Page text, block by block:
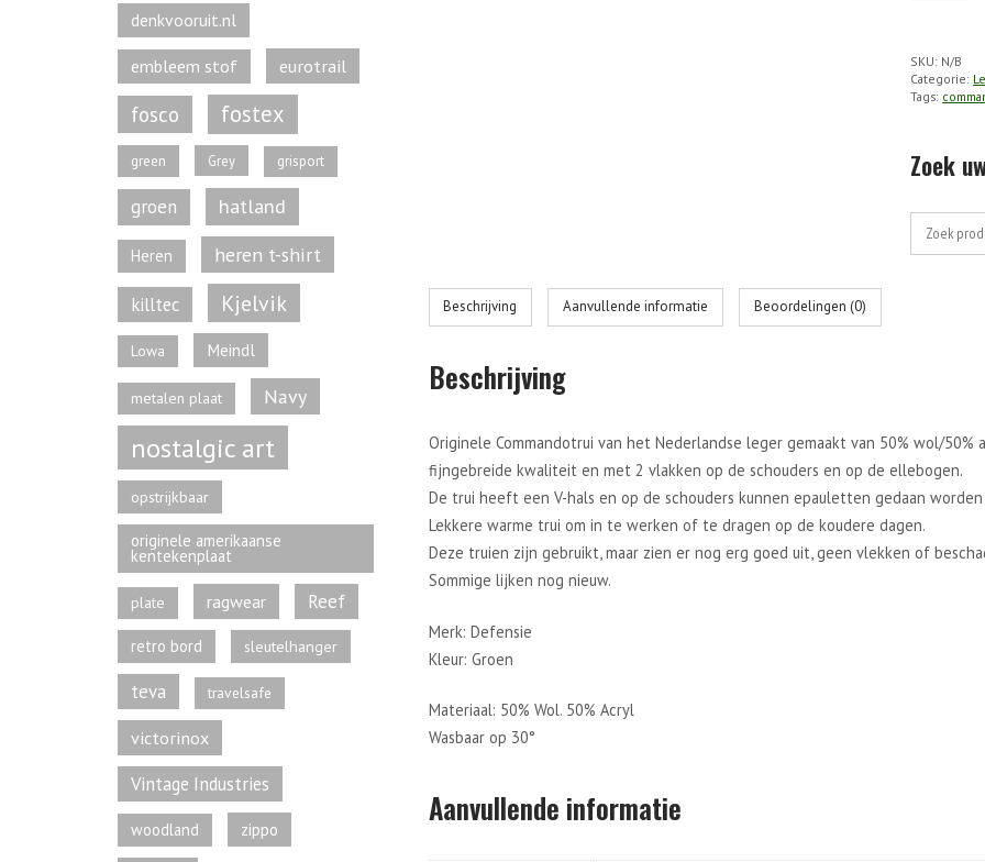
Hals
Gebruikt
SKU: N/B
Categorie:
Tags:
Zoek
Zoek
Beschrijving Aanvullende informatie Beoordelingen (0)
Beschrijving
Originele Commandotrui van het Nederlandse leger gemaakt van 50% wol/50%
fijngebreide kwaliteit en met 2 vlakken op de schouders en op de ellebogen.
De trui heeft een V-hals en op de schouders kunnen epauletten gedaan
Lekkere warme trui om in te werken of te dragen op de koudere dagen.
Deze truien zijn gebruikt, maar zien er nog erg goed uit, geen vlekken of
Sommige lijken nog nieuw.
Merk: Defensie
Kleur: Groen
Materiaal: 50% Wol. 50% Acryl
Wasbaar op 30°
Aanvullende informatie
denkvooruit.nl
embleem stof eurotrail
fosco fostex
green Grey grisport
groen hatland
Heren heren t-shirt
killtec Kjelvik
Lowa Meindl
metalen plaat Navy
nostalgic art
opstrijkbaar
originele amerikaanse
kentekenplaat
plate ragwear Reef
retro bord sleutelhanger
teva travelsafe
victorinox
Vintage Industries
woodland zippo